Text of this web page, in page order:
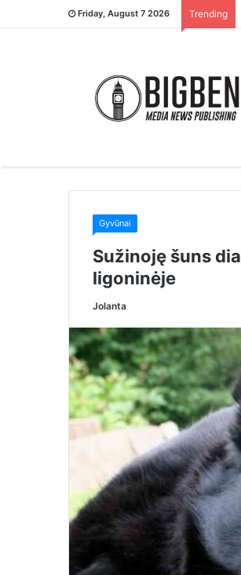
Friday, August 7 2026 Trending
Gyvūnai
Sužinoję šuns
ligoninėje
Jolanta